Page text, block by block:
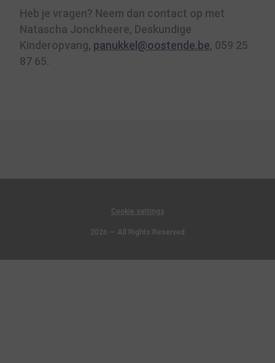
Heb je vragen? Neem dan contact op met
Natascha Jonckheere, Deskundige
Kinderopvang, panukkel@oostende.be, 059 25
87 65.
2026 — All Rights Reserved
Cookie settings